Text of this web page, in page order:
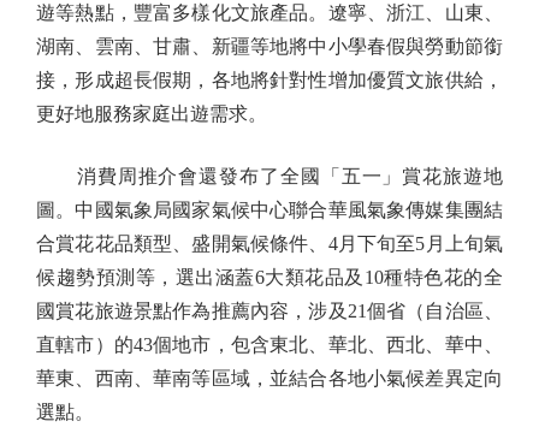
遊等熱點，豐富多樣化文旅產品。遼寧、浙江、山東、
湖南、雲南、甘肅、新疆等地將中小學春假與勞動節銜
接，形成超長假期，各地將針對性增加優質文旅供給，
更好地服務家庭出遊需求。
消費周推介會還發布了全國「五一」賞花旅遊地
圖。中國氣象局國家氣候中心聯合華風氣象傳媒集團結
合賞花花品類型、盛開氣候條件、4月下旬至5月上旬氣
候趨勢預測等，選出涵蓋6大類花品及10種特色花的全
國賞花旅遊景點作為推薦內容，涉及21個省（自治區、
直轄市）的43個地市，包含東北、華北、西北、華中、
華東、西南、華南等區域，並結合各地小氣候差異定向
選點。